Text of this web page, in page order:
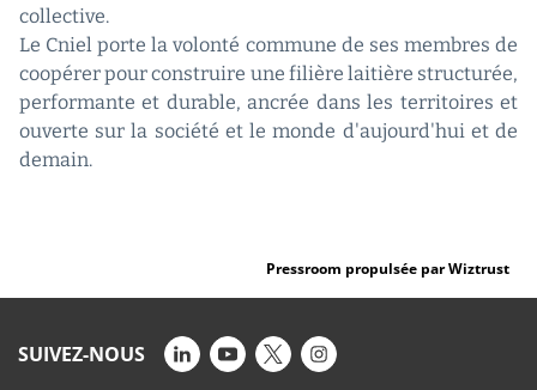
collective.
Le Cniel porte la volonté commune de ses membres de
coopérer pour construire une filière laitière structurée,
performante et durable, ancrée dans les territoires et
ouverte sur la société et le monde d'aujourd'hui et de
demain.
Pressroom propulsée par Wiztrust
SUIVEZ-NOUS